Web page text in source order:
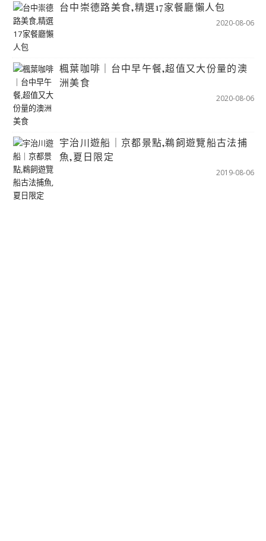
台中崇德路美食,精選17家餐廳懶人包
2020-08-06
楓葉咖啡｜台中早午餐,超值又大份量的澳
洲美食
2020-08-06
宇治川遊船｜京都景點,鵜飼遊覽船古法捕
魚,夏日限定
2019-08-06